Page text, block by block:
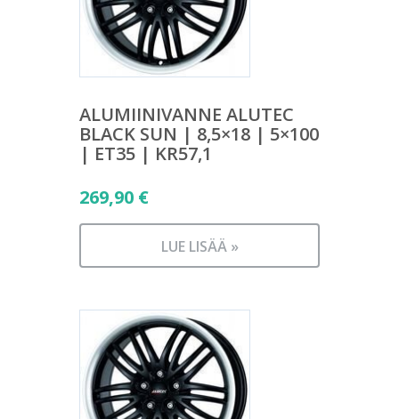
ALUMIINIVANNE ALUTEC
BLACK SUN | 8,5×18 | 5×100
| ET35 | KR57,1
269,90 €
LUE LISÄÄ »